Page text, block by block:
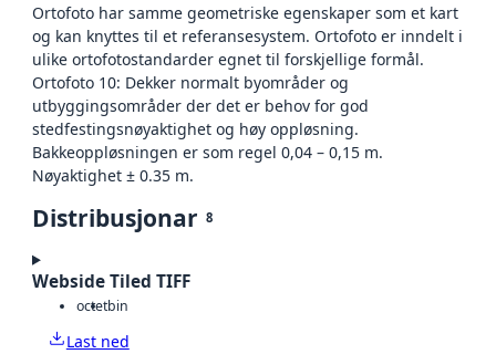
Ortofoto har samme geometriske egenskaper som et kart
og kan knyttes til et referansesystem. Ortofoto er inndelt i
ulike ortofotostandarder egnet til forskjellige formål.
Ortofoto 10: Dekker normalt byområder og
utbyggingsområder der det er behov for god
stedfestingsnøyaktighet og høy oppløsning.
Bakkeoppløsningen er som regel 0,04 – 0,15 m.
Nøyaktighet ± 0.35 m.
Distribusjonar 8
Webside Tiled TIFF
octetbin
Last ned